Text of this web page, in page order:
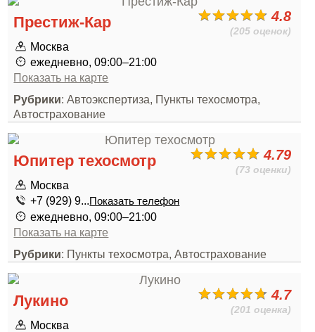
4.8
(205 оценок)
Престиж-Кар
Москва
ежедневно, 09:00–21:00
Показать на карте
Рубрики: Автоэкспертиза, Пункты техосмотра,
Автострахование
4.79
(73 оценки)
Юпитер техосмотр
Москва
+7 (929) 9...Показать телефон
ежедневно, 09:00–21:00
Показать на карте
Рубрики: Пункты техосмотра, Автострахование
4.7
(201 оценка)
Лукино
Москва